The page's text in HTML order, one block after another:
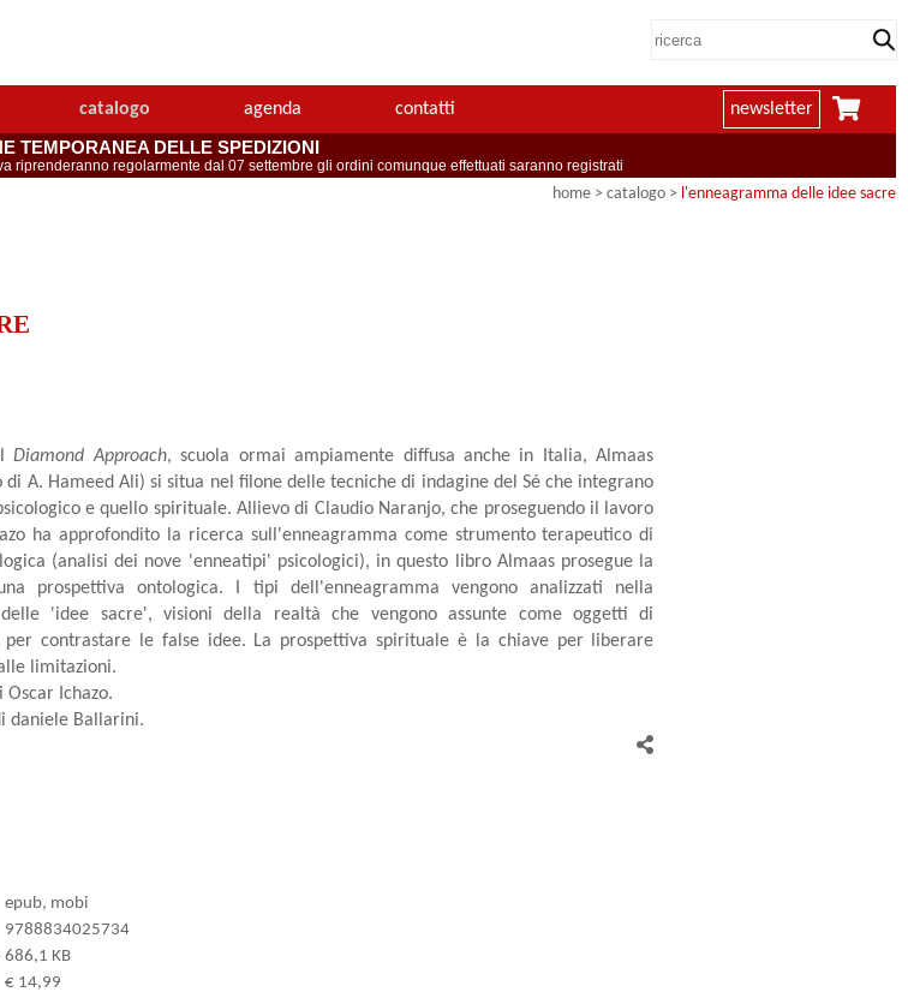
catalogo agenda contatti newsletter
TEMPORANEA DELLE SPEDIZIONI
riprenderanno regolarmente dal 07 settembre gli ordini comunque effettuati saranno registrati
home > catalogo > l'enneagramma delle idee sacre
Diamond Approach, scuola ormai ampiamente diffusa anche in Italia, Almaas
di A. Hameed Ali) si situa nel filone delle tecniche di indagine del Sé che integrano
e quello spirituale. Allievo di Claudio Naranjo, che proseguendo il lavoro
ha approfondito la ricerca sull'enneagramma come strumento terapeutico di
(analisi dei nove 'enneatipi' psicologici), in questo libro Almaas prosegue la
prospettiva ontologica. I tipi dell'enneagramma vengono analizzati nella
'idee sacre', visioni della realtà che vengono assunte come oggetti di
per contrastare le false idee. La prospettiva spirituale è la chiave per liberare
limitazioni.
Oscar Ichazo.
daniele Ballarini.
epub, mobi
9788834025734
686,1 KB
€ 14,99